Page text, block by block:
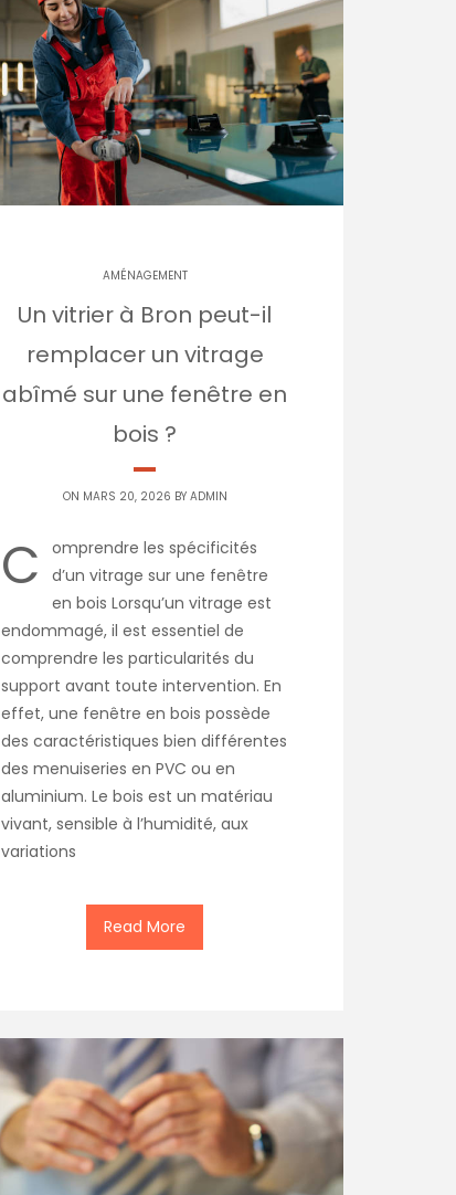
AMÉNAGEMENT
Un vitrier à Bron peut-il
remplacer un vitrage
abîmé sur une fenêtre en
bois ?
ON MARS 20, 2026 BY ADMIN
C
omprendre les spécificités
d’un vitrage sur une fenêtre
en bois Lorsqu’un vitrage est
endommagé, il est essentiel de
comprendre les particularités du
support avant toute intervention. En
effet, une fenêtre en bois possède
des caractéristiques bien différentes
des menuiseries en PVC ou en
aluminium. Le bois est un matériau
vivant, sensible à l’humidité, aux
variations
Read More